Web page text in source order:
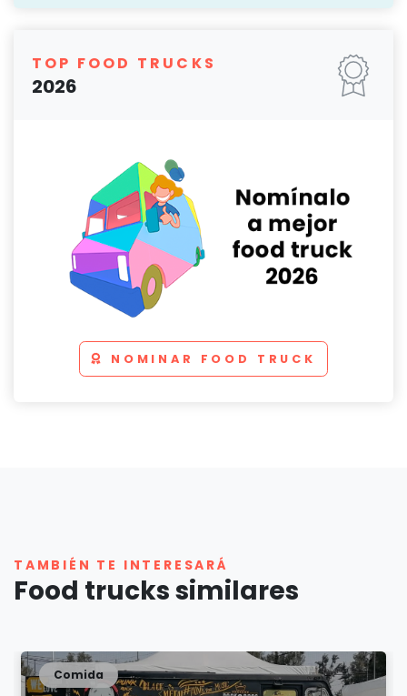
TOP FOOD TRUCKS
2026
NOMINAR FOOD TRUCK
TAMBIÉN TE INTERESARÁ
Food trucks similares
Comida